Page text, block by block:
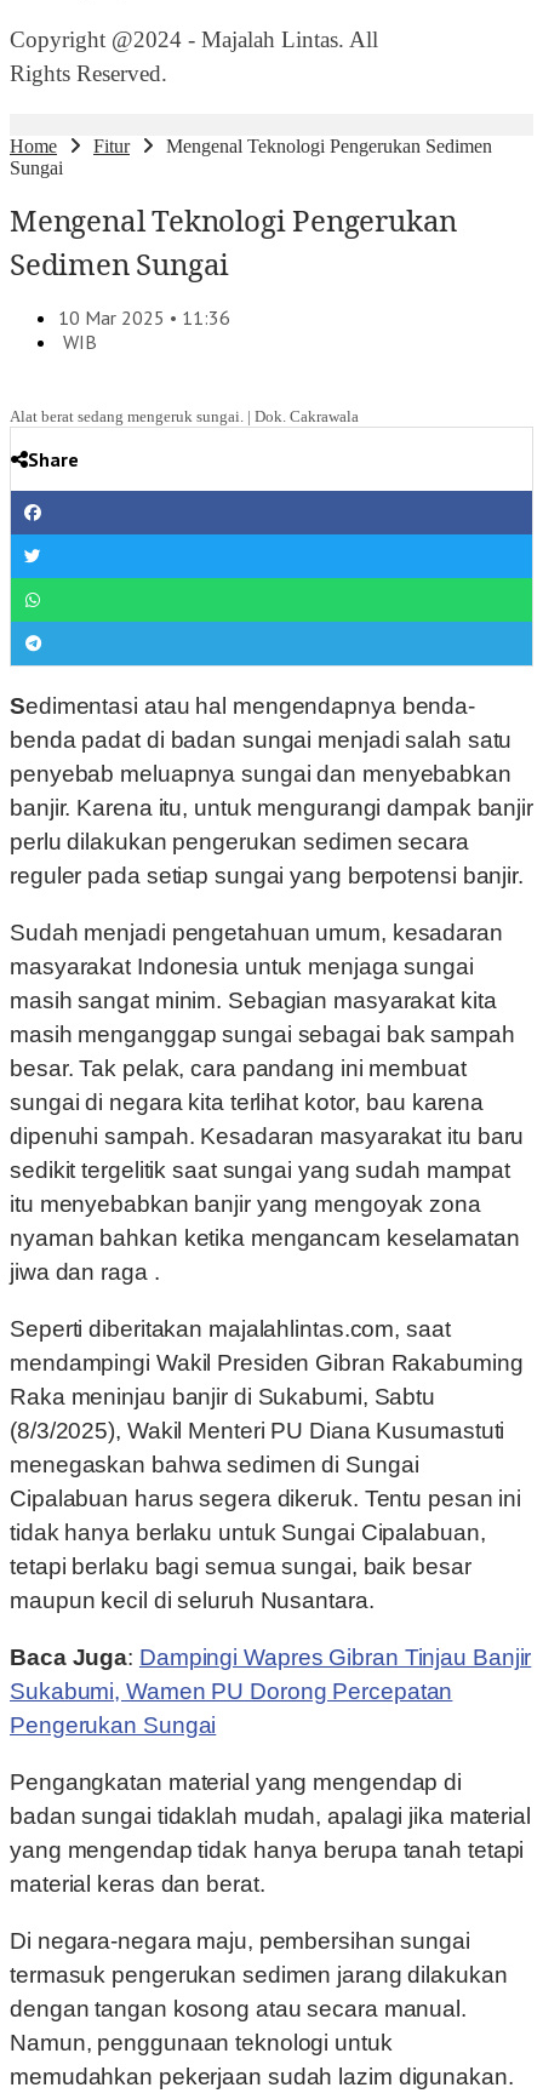
Copyright @2024 - Majalah Lintas. All
Rights Reserved.
Home Fitur
Mengenal Teknologi Pengerukan Sedimen
Sungai
Mengenal Teknologi Pengerukan
Sedimen Sungai
10 Mar 2025 • 11:36
WIB
Alat berat sedang mengeruk sungai. | Dok. Cakrawala
Share
Sedimentasi atau hal mengendapnya benda-
benda padat di badan sungai menjadi salah satu
penyebab meluapnya sungai dan menyebabkan
banjir. Karena itu, untuk mengurangi dampak banjir
perlu dilakukan pengerukan sedimen secara
reguler pada setiap sungai yang berpotensi banjir.
Sudah menjadi pengetahuan umum, kesadaran
masyarakat Indonesia untuk menjaga sungai
masih sangat minim. Sebagian masyarakat kita
masih menganggap sungai sebagai bak sampah
besar. Tak pelak, cara pandang ini membuat
sungai di negara kita terlihat kotor, bau karena
dipenuhi sampah. Kesadaran masyarakat itu baru
sedikit tergelitik saat sungai yang sudah mampat
itu menyebabkan banjir yang mengoyak zona
nyaman bahkan ketika mengancam keselamatan
jiwa dan raga .
Seperti diberitakan majalahlintas.com, saat
mendampingi Wakil Presiden Gibran Rakabuming
Raka meninjau banjir di Sukabumi, Sabtu
(8/3/2025), Wakil Menteri PU Diana Kusumastuti
menegaskan bahwa sedimen di Sungai
Cipalabuan harus segera dikeruk. Tentu pesan ini
tidak hanya berlaku untuk Sungai Cipalabuan,
tetapi berlaku bagi semua sungai, baik besar
maupun kecil di seluruh Nusantara.
Baca Juga: Dampingi Wapres Gibran Tinjau Banjir
Sukabumi, Wamen PU Dorong Percepatan
Pengerukan Sungai
Pengangkatan material yang mengendap di
badan sungai tidaklah mudah, apalagi jika material
yang mengendap tidak hanya berupa tanah tetapi
material keras dan berat.
Di negara-negara maju, pembersihan sungai
termasuk pengerukan sedimen jarang dilakukan
dengan tangan kosong atau secara manual.
Namun, penggunaan teknologi untuk
memudahkan pekerjaan sudah lazim digunakan.